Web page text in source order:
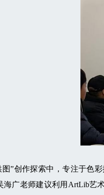
创作探索中，专注于色彩
海广老师建议利用ArtLib